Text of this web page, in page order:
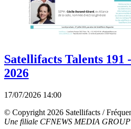
Satellifacts Talents
2026
17/07/2026 14:00
© Copyright 2026 Satellifacts /
Une filiale CFNEWS MEDIA GROUP